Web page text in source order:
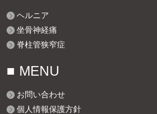
ヘルニア
坐骨神経痛
脊柱管狭窄症
MENU
お問い合わせ
個人情報保護方針